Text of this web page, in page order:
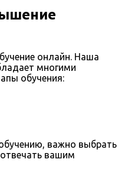
онлайн. Наша
многими
обучения:
важно выбрать
вашим